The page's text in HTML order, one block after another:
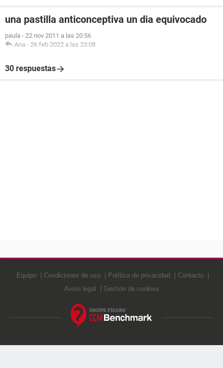
una pastilla anticonceptiva un dia equivocado
paula - 22 nov 2011 a las 20:56
Ana - 26 feb 2022 a las 23:08
30 respuestas
Equipo Condiciones de uso Política de privacidad
Contacto
Aviso legal
Gestión de cookies